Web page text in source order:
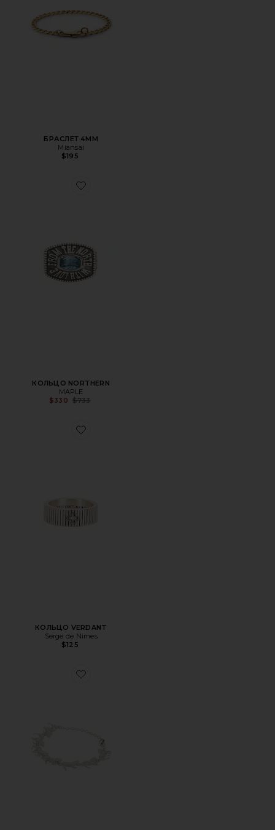
БРАСЛЕТ 4MM
Miansai
$195
Favorite КОЛЬЦО NORTHERN
КОЛЬЦО NORTHERN
MAPLE
$330 Previous price:
$733
Favorite КОЛЬЦО VERDANT
КОЛЬЦО VERDANT
Serge de Nimes
$125
Favorite БРАСЛЕТ STAMPEDE